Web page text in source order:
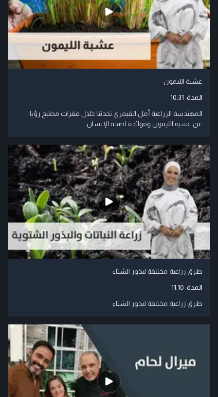
عشبة الليمون
المدة: 10:31
المهندسة الزراعية أمل القيمري تحدثنا خلال فقرات مطبخ رؤيا
عن عشبة الليمون وفوائده لصحة الإنسان.
طرق زراعية مختلفة لبذور الشتاء
المدة: 11:10
طرق زراعية مختلفة لبذور الشتاء